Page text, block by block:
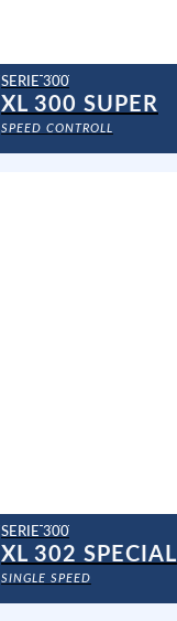
SERIE 300
XL 300 SUPER
SPEED CONTROLL
SERIE 300
XL 302 SPECIAL
SINGLE SPEED